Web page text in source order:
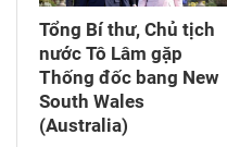
Tổng Bí thư, Chủ tịch
nước Tô Lâm gặp
Thống đốc bang New
South Wales
(Australia)